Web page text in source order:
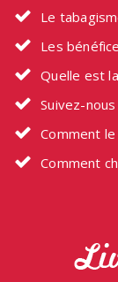
Le
Les
Quelle est
Suivez-
Comment
Comment